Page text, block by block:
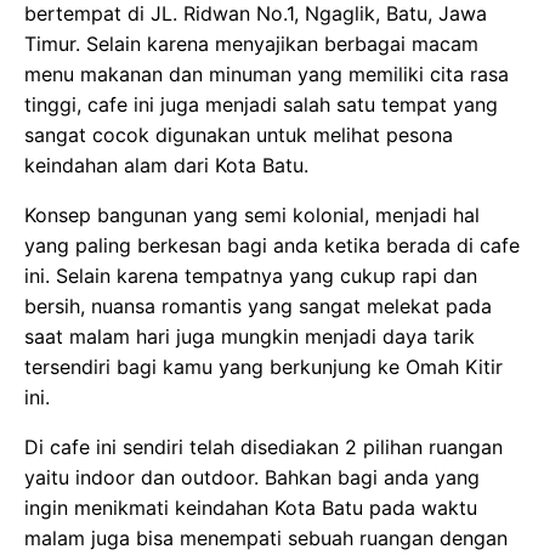
bertempat di JL. Ridwan No.1, Ngaglik, Batu, Jawa
Timur. Selain karena menyajikan berbagai macam
menu makanan dan minuman yang memiliki cita rasa
tinggi, cafe ini juga menjadi salah satu tempat yang
sangat cocok digunakan untuk melihat pesona
keindahan alam dari Kota Batu.
Konsep bangunan yang semi kolonial, menjadi hal
yang paling berkesan bagi anda ketika berada di cafe
ini. Selain karena tempatnya yang cukup rapi dan
bersih, nuansa romantis yang sangat melekat pada
saat malam hari juga mungkin menjadi daya tarik
tersendiri bagi kamu yang berkunjung ke Omah Kitir
ini.
Di cafe ini sendiri telah disediakan 2 pilihan ruangan
yaitu indoor dan outdoor. Bahkan bagi anda yang
ingin menikmati keindahan Kota Batu pada waktu
malam juga bisa menempati sebuah ruangan dengan